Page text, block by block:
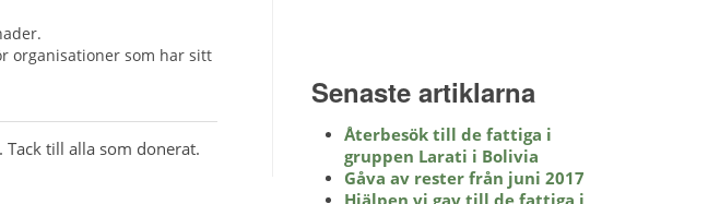
organisationer som har sitt
till alla som donerat.
Senaste artiklarna
Återbesök till de fattiga i
gruppen Larati i Bolivia
Gåva av rester från juni 2017